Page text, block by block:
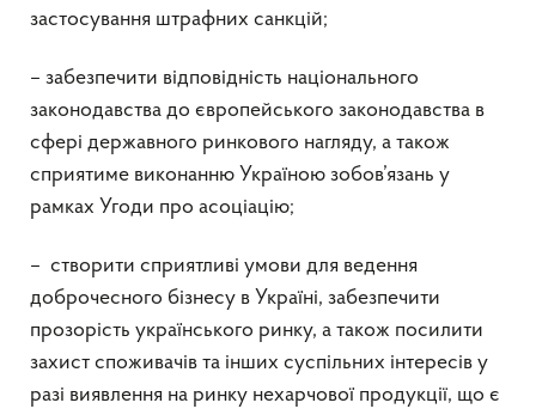
застосування штрафних санкцій;
– забезпечити відповідність національного
законодавства до європейського законодавства в
сфері державного ринкового нагляду, а також
сприятиме виконанню Україною зобов’язань у
рамках Угоди про асоціацію;
– створити сприятливі умови для ведення
доброчесного бізнесу в Україні, забезпечити
прозорість українського ринку, а також посилити
захист споживачів та інших суспільних інтересів у
разі виявлення на ринку нехарчової продукції, що є